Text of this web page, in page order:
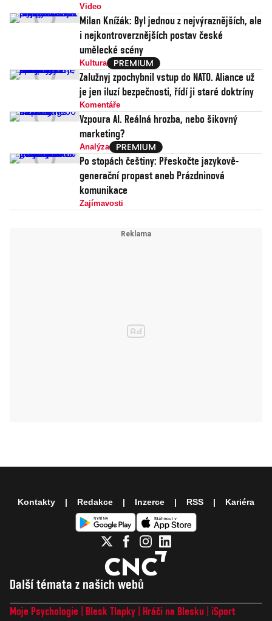
Video
Milan Knížák: Byl jednou z nejvýraznějších, ale
i nejkontroverznějších postav české
umělecké scény
Kultura
Zalužnyj zpochybnil vstup do NATO. Aliance už
je jen iluzí bezpečnosti, řídí ji staré doktríny
Komentáře
Vzpoura AI. Reálná hrozba, nebo šikovný
marketing?
Analýza
Po stopách češtiny: Přeskočte jazykově-
generační propast aneb Prázdninová
komunikace
Zajímavosti
Další témata z našich webů
Moje Psychologie Blesk Tlapky Hráči na Blesku
iSport
Kontakty Redakce Inzerce RSS Kariéra